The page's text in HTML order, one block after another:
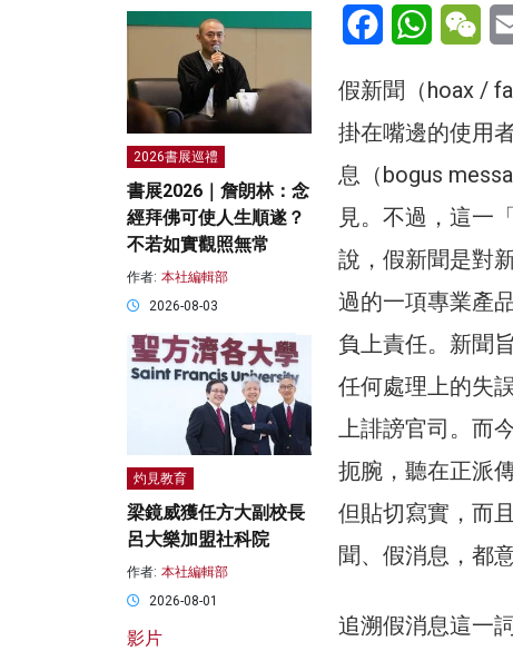
FacebookWhatsApp
假新聞（hoax /
掛在嘴邊的使用
息（bogus
見。不過，這一
說，假新聞是對
過的一項專業產
負上責任。新聞
任何處理上的失
上誹謗官司。而
扼腕，聽在正派
但貼切寫實，而
聞、假消息，都
追溯假消息這一
2026書展巡禮
書展2026｜詹朗林：念
經拜佛可使人生順遂？
不若如實觀照無常
作者: 本社編輯部
2026-08-03
灼見教育
梁鏡威獲任方大副校長
呂大樂加盟社科院
作者: 本社編輯部
2026-08-01
影片